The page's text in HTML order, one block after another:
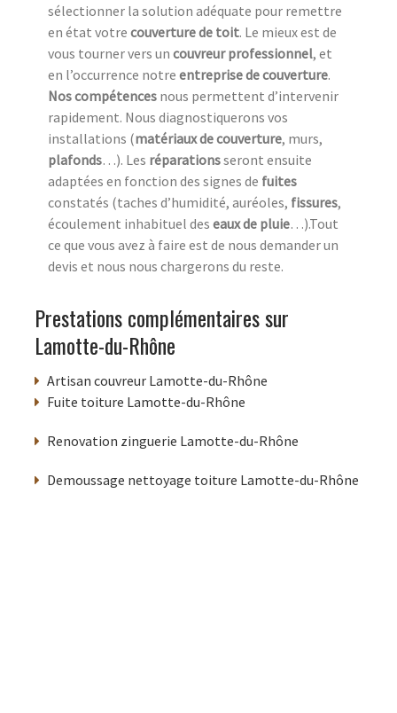
sélectionner la solution adéquate pour remettre
en état votre couverture de toit. Le mieux est de
vous tourner vers un couvreur professionnel, et
en l’occurrence notre entreprise de couverture.
Nos compétences nous permettent d’intervenir
rapidement. Nous diagnostiquerons vos
installations (matériaux de couverture, murs,
plafonds…). Les réparationsseront ensuite
adaptées en fonction des signes de fuites
constatés (taches d’humidité, auréoles, fissures,
écoulement inhabituel des eaux de pluie…).Tout
ce que vous avez à faire est de nous demander un
devis et nous nous chargerons du reste.
Prestations complémentaires sur
Lamotte-du-Rhône
Artisan couvreur Lamotte-du-Rhône
Fuite toiture Lamotte-du-Rhône
Renovation zinguerie Lamotte-du-Rhône
Demoussage nettoyage toiture Lamotte-du-Rhône